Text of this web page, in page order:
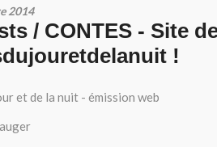
2014
/ CONTES - Site
!
et de la nuit - émission web